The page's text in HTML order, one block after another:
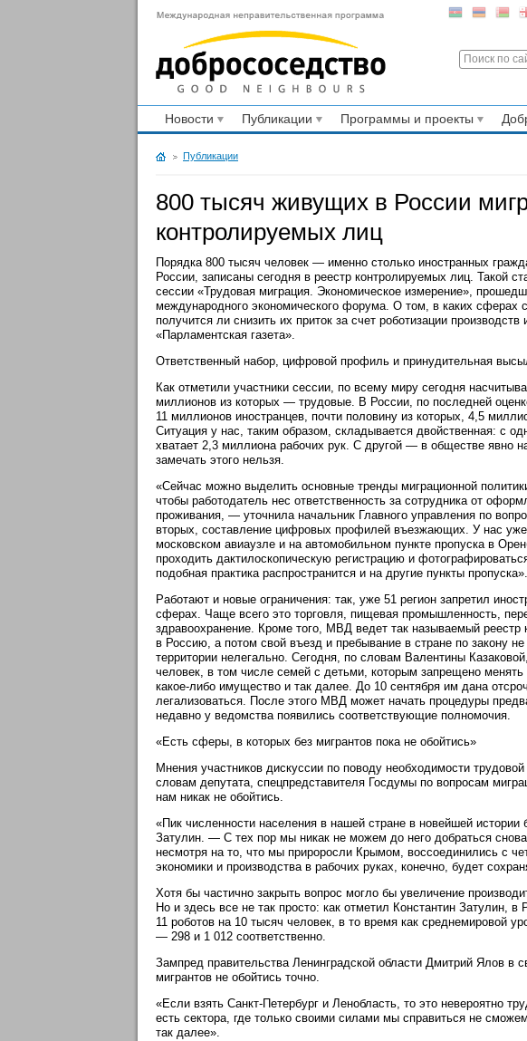
Новости Публикации Программы и проекты
Публикации
800 тысяч живущих в России
контролируемых лиц
Порядка 800 тысяч человек — именно столько иностранных
России, записаны сегодня в реестр контролируемых лиц. Такой
сессии «Трудовая миграция. Экономическое измерение»,
международного экономического форума. О том, в каких сферах
получится ли снизить их приток за счет роботизации
«Парламентская газета».
Ответственный набор, цифровой профиль и принудительная
Как отметили участники сессии, по всему миру сегодня
миллионов из которых — трудовые. В России, по последней
11 миллионов иностранцев, почти половину из которых, 4,5
Ситуация у нас, таким образом, складывается двойственная: с
хватает 2,3 миллиона рабочих рук. С другой — в обществе явно
замечать этого нельзя.
«Сейчас можно выделить основные тренды миграционной
чтобы работодатель нес ответственность за сотрудника от
проживания, — уточнила начальник Главного управления по
вторых, составление цифровых профилей въезжающих. У нас
московском авиаузле и на автомобильном пункте пропуска в
проходить дактилоскопическую регистрацию и
подобная практика распространится и на другие пункты пропуска».
Работают и новые ограничения: так, уже 51 регион запретил
сферах. Чаще всего это торговля, пищевая промышленность,
здравоохранение. Кроме того, МВД ведет так называемый
в Россию, а потом свой въезд и пребывание в стране по закону
территории нелегально. Сегодня, по словам Валентины
человек, в том числе семей с детьми, которым запрещено
какое-либо имущество и так далее. До 10 сентября им дана
легализоваться. После этого МВД может начать процедуры
недавно у ведомства появились соответствующие полномочия.
«Есть сферы, в которых без мигрантов пока не обойтись»
Мнения участников дискуссии по поводу необходимости
словам депутата, спецпредставителя Госдумы по вопросам
нам никак не обойтись.
«Пик численности населения в нашей стране в новейшей
Затулин. — С тех пор мы никак не можем до него добраться
несмотря на то, что мы прироросли Крымом, воссоединились с
экономики и производства в рабочих руках, конечно, будет
Хотя бы частично закрыть вопрос могло бы увеличение
Но и здесь все не так просто: как отметил Константин Затулин,
11 роботов на 10 тысяч человек, в то время как
— 298 и 1 012 соответственно.
Зампред правительства Ленинградской области Дмитрий Ялов в
мигрантов не обойтись точно.
«Если взять Санкт-Петербург и Ленобласть, то это невероятно
есть сектора, где только своими силами мы справиться не
так далее».